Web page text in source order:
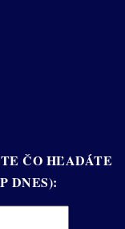
ČO HĽADÁTE
DNES):